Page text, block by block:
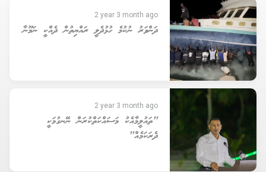
2 year 3 month ago
ދަންވަރު ނުކުމެ ހުޅުދެލީ ރައްޔިތުން ދެއްކީ ނަމޫނާ
2 year 3 month ago
"ތައުލީމާއެކު މަސައްކަތްކުރަން ނޭނގުމަކީ
ދެރަކަމެއް"